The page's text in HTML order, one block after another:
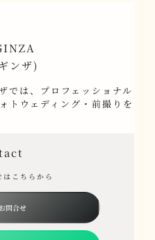
ンザ)
では、プロフェッショナル
トウェディング・前撮りを
こちらから
問合せ